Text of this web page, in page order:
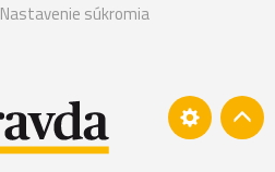
Nastavenie súkromia